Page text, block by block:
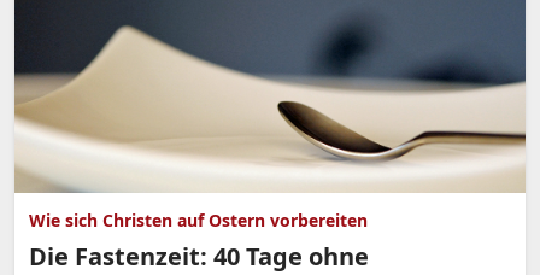
Wie sich Christen auf Ostern vorbereiten
Die Fastenzeit: 40 Tage ohne